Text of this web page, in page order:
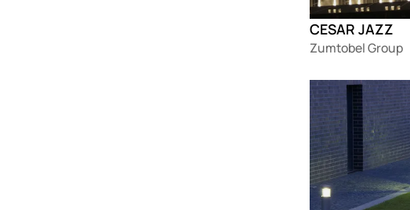
CESAR JAZZ
Zumtobel Group
Loading